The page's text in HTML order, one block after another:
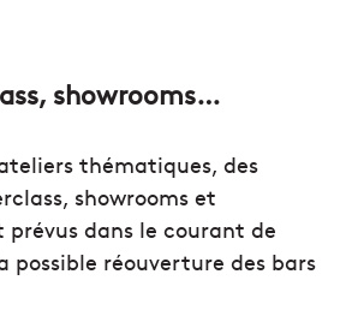
showrooms…
thématiques, des
showrooms et
dans le courant de
possible réouverture des bars